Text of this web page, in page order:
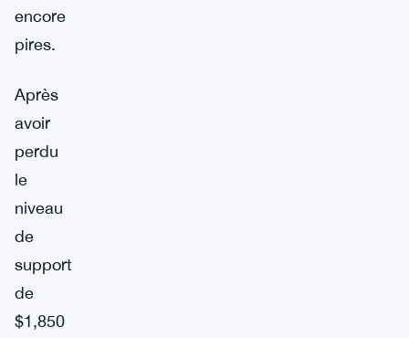
encore
pires.
Après
avoir
perdu
le
niveau
de
support
de
$1,850